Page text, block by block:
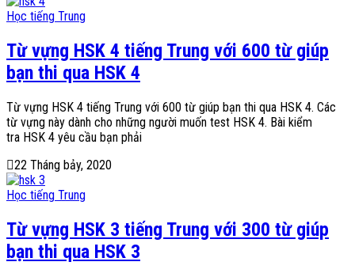
Học tiếng Trung
Từ vựng HSK 4 tiếng Trung với 600 từ giúp
bạn thi qua HSK 4
Từ vựng HSK 4 tiếng Trung với 600 từ giúp bạn thi qua HSK 4. Các
từ vựng này dành cho những người muốn test HSK 4. Bài kiểm
tra HSK 4 yêu cầu bạn phải
22 Tháng bảy, 2020
Học tiếng Trung
Từ vựng HSK 3 tiếng Trung với 300 từ giúp
bạn thi qua HSK 3